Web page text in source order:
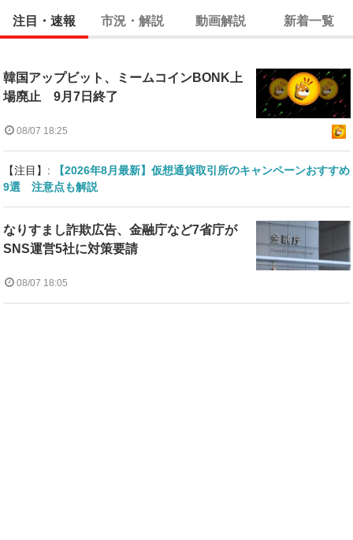
注目・速報 市況・解説 動画解説 新着一覧
韓国アップビット、ミームコインBONK上
場廃止 9月7日終了
08/07 18:25
【注目】:
【2026年8月最新】仮想通貨取引所のキャンペーンおすすめ
9選 注意点も解説
なりすまし詐欺広告、金融庁など7省庁が
SNS運営5社に対策要請
08/07 18:05